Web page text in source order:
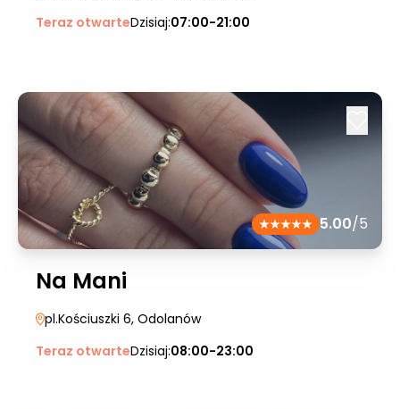
Teraz otwarteDzisiaj:07:00-21:00
5.00/5
Na Mani
pl.Kościuszki 6, Odolanów
Teraz otwarteDzisiaj:08:00-23:00